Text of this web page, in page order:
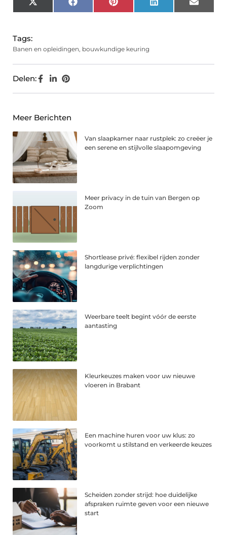
X
(Twitter)
FacebookPinterest LinkedIn Email
Tags:
Banen en opleidingen, bouwkundige keuring
Delen:
Meer Berichten
Van slaapkamer naar rustplek: zo creëer je
een serene en stijlvolle slaapomgeving
Meer privacy in de tuin van Bergen op
Zoom
Shortlease privé: flexibel rijden zonder
langdurige verplichtingen
Weerbare teelt begint vóór de eerste
aantasting
Kleurkeuzes maken voor uw nieuwe
vloeren in Brabant
Een machine huren voor uw klus: zo
voorkomt u stilstand en verkeerde keuzes
Scheiden zonder strijd: hoe duidelijke
afspraken ruimte geven voor een nieuwe
start